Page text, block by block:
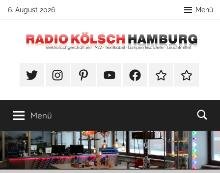
Zum
springen
6. August 2026 Menü
Radio
Hamburg
Lampenbau
#TwitterInstagramPinterestYouTubeFacebookTikTok Webshop
Menü